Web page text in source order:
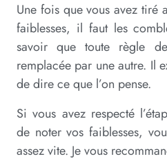
Une fois que vous avez tiré
faiblesses, il faut les
savoir que toute règle
remplacée par une autre. Il
de dire ce que l’on pense.
Si vous avez respecté
de noter vos faiblesses,
assez vite. Je vous